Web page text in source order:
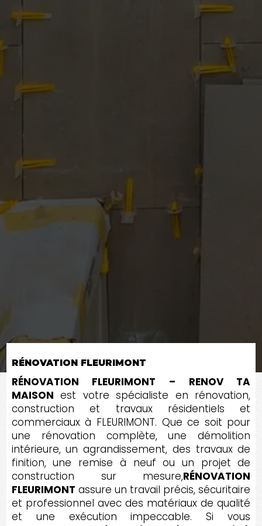
RÉNOVATION FLEURIMONT
RÉNOVATION FLEURIMONT – RENOV TA
MAISON est votre spécialiste en rénovation,
construction et travaux résidentiels et
commerciaux à FLEURIMONT. Que ce soit pour
une rénovation complète, une démolition
intérieure, un agrandissement, des travaux de
finition, une remise à neuf ou un projet de
construction sur mesure,RÉNOVATION
FLEURIMONT assure un travail précis, sécuritaire
et professionnel avec des matériaux de qualité
et une exécution impeccable. Si vous